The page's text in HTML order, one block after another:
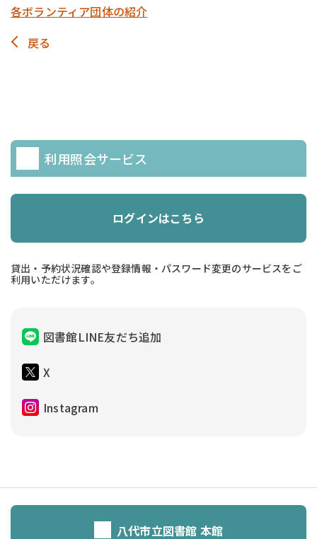
各ボランティア団体の紹介
戻る
利用照会サービス
ログインはこちら
貸出・予約状況確認や登録情報・パスワード変更のサービスをご
利用いただけます。
図書館LINE友だち追加
X
Instagram
八代市立図書館 本館